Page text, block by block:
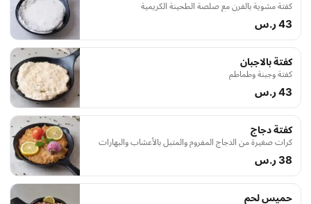
كفتة مشوية بالفرن مع صلصة الطحينة الكريمية
43 ر.س
كفتة بالاجبان
كفتة وجبنة وطماطم
43 ر.س
كفتة دجاج
كرات صغيرة من الدجاج المفروم والمتبل بالأعشاب والبهارات
38 ر.س
حميس لحم